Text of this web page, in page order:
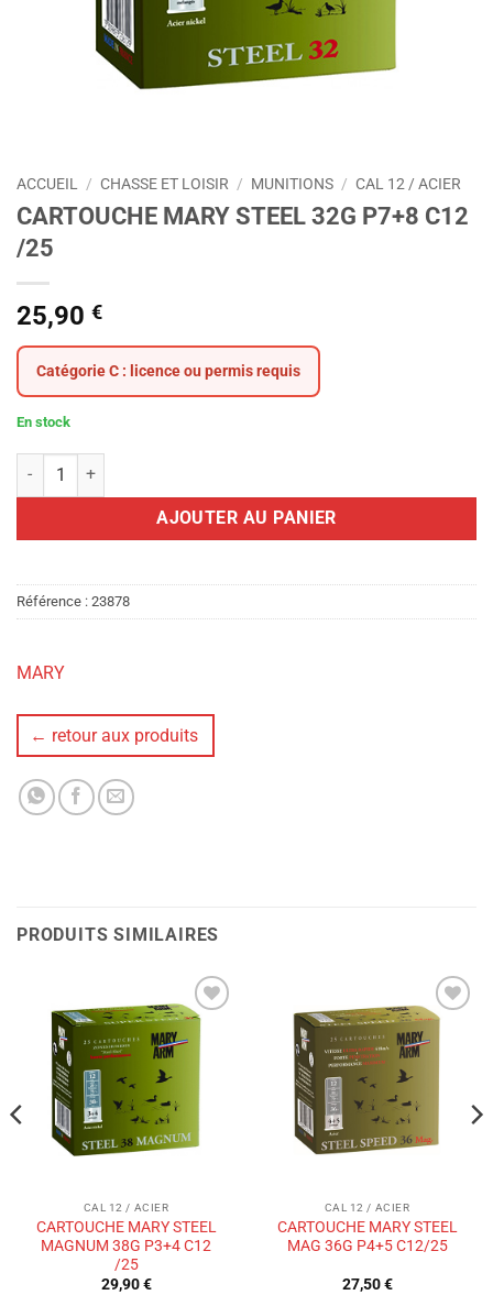
ACCUEIL / CHASSE ET LOISIR / MUNITIONS / CAL 12 / ACIER
CARTOUCHE MARY STEEL 32G P7+8 C12
/25
25,90 €
Catégorie C : licence ou permis requis
En stock
quantité de CARTOUCHE MARY STEEL 32G P7+8 C12 /25
AJOUTER AU PANIER
Référence : 23878
MARY
← retour aux produits
PRODUITS SIMILAIRES
à la liste
CAL 12 / ACIER
CARTOUCHE MARY STEEL
MAGNUM 38G P3+4 C12
/25
29,90€
Ajouter
à la liste
CAL 12 / ACIER
CARTOUCHE MARY STEEL
MAG 36G P4+5 C12/25
27,50€